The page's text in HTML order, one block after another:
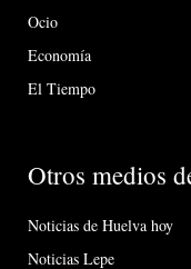
Ocio
Economía
El Tiempo
Otros medios
Noticias de Huelva hoy
Noticias Lepe